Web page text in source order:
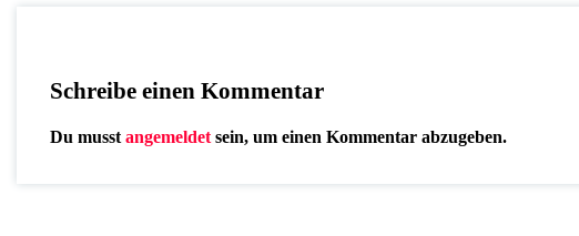
Schreibe einen Kommentar
Du musst angemeldet sein, um einen Kommentar abzugeben.